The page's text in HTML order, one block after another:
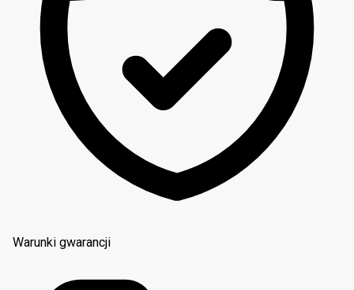
Warunki gwarancji